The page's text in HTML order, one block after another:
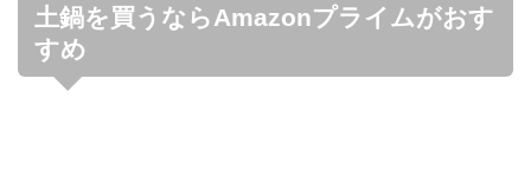
土鍋を買うならAmazonプライムがおす
すめ